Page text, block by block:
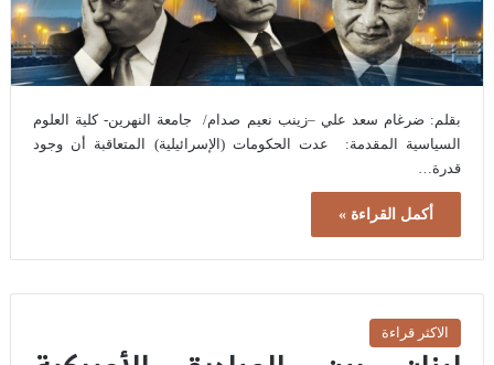
بقلم: ضرغام سعد علي –زينب نعيم صدام/ جامعة النهرين- كلية العلوم
السياسية المقدمة: عدت الحكومات (الإسرائيلية) المتعاقبة أن وجود
قدرة…
أكمل القراءة »
الاكثر قراءة